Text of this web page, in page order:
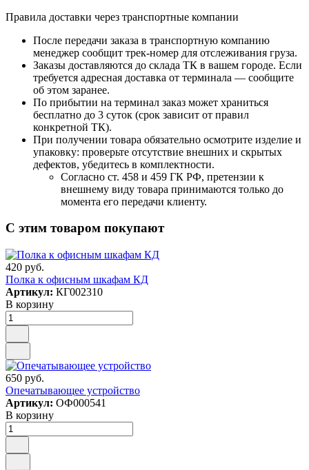
Правила доставки через транспортные компании
После передачи заказа в транспортную компанию
менеджер сообщит трек-номер для отслеживания груза.
Заказы доставляются до склада ТК в вашем городе. Если
требуется адресная доставка от терминала — сообщите
об этом заранее.
По прибытии на терминал заказ может храниться
бесплатно до 3 суток (срок зависит от правил
конкретной ТК).
При получении товара обязательно осмотрите изделие и
упаковку: проверьте отсутствие внешних и скрытых
дефектов, убедитесь в комплектности.
Согласно ст. 458 и 459 ГК РФ, претензии к
внешнему виду товара принимаются только до
момента его передачи клиенту.
С этим товаром покупают
420 руб.
Полка к офисным шкафам КД
Артикул: КГ002310
В корзину
650 руб.
Опечатывающее устройство
Артикул: ОФ000541
В корзину